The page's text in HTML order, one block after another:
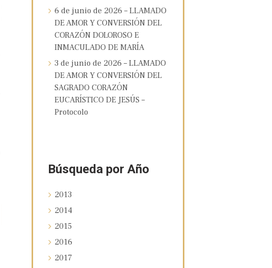
6 de junio de 2026 – LLAMADO
DE AMOR Y CONVERSIÓN DEL
CORAZÓN DOLOROSO E
INMACULADO DE MARÍA
3 de junio de 2026 – LLAMADO
DE AMOR Y CONVERSIÓN DEL
SAGRADO CORAZÓN
EUCARÍSTICO DE JESÚS –
Protocolo
Búsqueda por Año
2013
2014
2015
2016
2017